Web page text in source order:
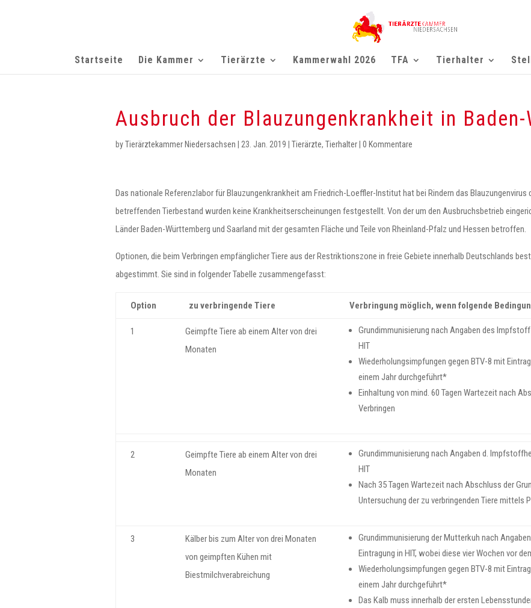
Startseite Die Kammer Tierärzte Kammerwahl 2026 TFA Tierhalter
Ausbruch der Blauzungenkrankheit in
byTierärztekammer Niedersachsen 23. Jan. 2019 Tierärzte, Tierhalter 0 Kommentare
Das nationale Referenzlabor für Blauzungenkrankheit am Friedrich-Loeffler-Institut hat bei Rindern das
betreffenden Tierbestand wurden keine Krankheitserscheinungen festgestellt. Von der um den Ausbruchsbetrieb
Länder Baden-Württemberg und Saarland mit der gesamten Fläche und Teile von Rheinland-Pfalz und Hessen betroffen.
Optionen, die beim Verbringen empfänglicher Tiere aus der Restriktionszone in freie Gebiete innerhalb Deutschlands
abgestimmt. Sie sind in folgender Tabelle zusammengefasst:
Option zu verbringende Tiere Verbringung möglich, wenn folgende
1
Geimpfte Tiere ab einem Alter von drei
Monaten
Grundimmunisierung nach Angaben des
HIT
Wiederholungsimpfungen gegen BTV-8 mit
einem Jahr durchgeführt*
Einhaltung von mind. 60 Tagen Wartezeit nach
Verbringen
2
Geimpfte Tiere ab einem Alter von drei
Monaten
Grundimmunisierung nach Angaben d.
HIT
Nach 35 Tagen Wartezeit nach Abschluss der
Untersuchung der zu verbringenden Tiere mittels
3
Kälber bis zum Alter von drei Monaten
von geimpften Kühen mit
Biestmilchverabreichung
Grundimmunisierung der Mutterkuh nach
Eintragung in HIT, wobei diese vier Wochen vor
Wiederholungsimpfungen gegen BTV-8 mit
einem Jahr durchgeführt*
Das Kalb muss innerhalb der ersten